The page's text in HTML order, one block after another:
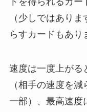
（少しではあり
らすカードもあり
速度は一度上がる
（相手の速度を
一部）、最高速度